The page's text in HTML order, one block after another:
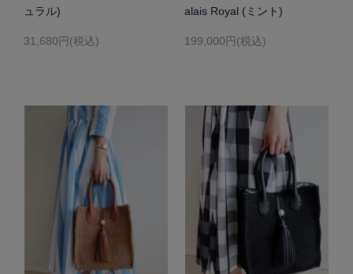
ュラル)
31,680円(税込)
alais Royal (ミント)
199,000円(税込)